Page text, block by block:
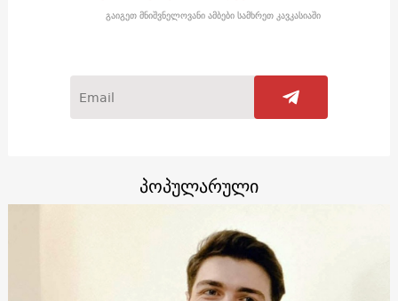
გაიგეთ მნიშვნელოვანი ამბები სამხრეთ კავკასიაში
პოპულარული